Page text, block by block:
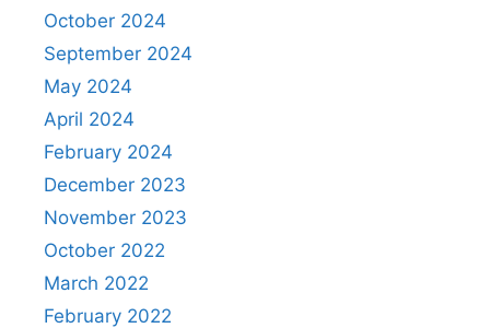
October 2024
September 2024
May 2024
April 2024
February 2024
December 2023
November 2023
October 2022
March 2022
February 2022